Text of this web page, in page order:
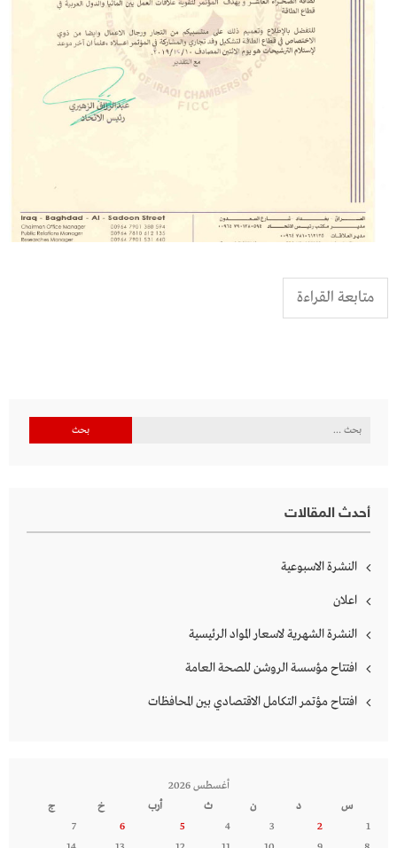
متابعة القراءة
البحث
أحدث المقالات
النشرة الاسبوعية
اعلان
النشرة الشهرية لاسعار المواد الرئيسية
افتتاح مؤسسة الروشن للصحة العامة
افتتاح مؤتمر التكامل الاقتصادي بين المحافظات
أغسطس 2026
س
د ن ث أرب خ
ج
1
2
3
4
5
6
7